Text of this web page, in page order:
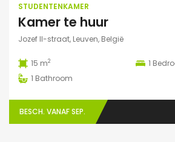
STUDENTENKAMER
Kamer te huur
Jozef II-straat, Leuven, België
15 m2 1
1 Bathroom
BESCH. VANAF SEP.